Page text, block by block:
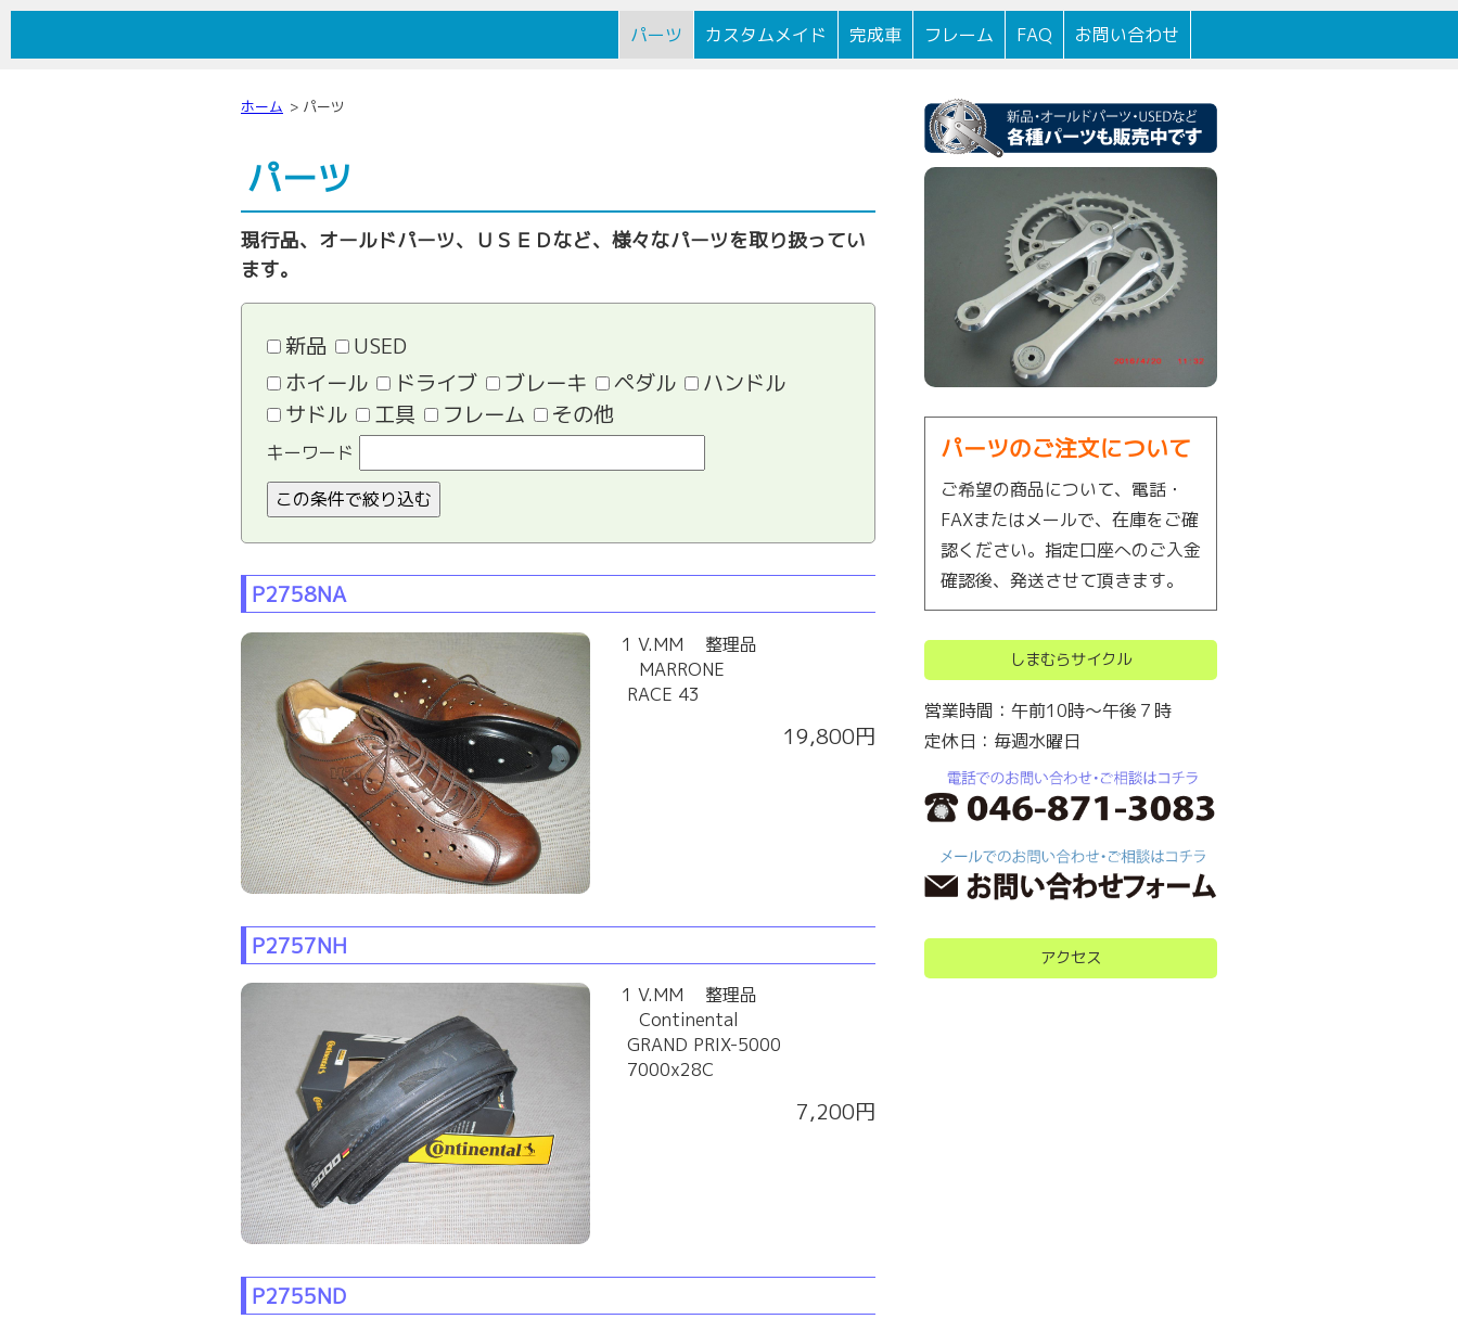
逗子駅前に100年以上続く自転車店です。
パーツ カスタムメイド 完成車 フレーム FAQ お問い合わせ
ホーム パーツ
パーツ
現行品、オールドパーツ、ＵＳＥＤなど、様々なパーツを取り扱ってい
ます。
新品
USED
ホイール
ドライブ ブレーキ ペダル
ハンドル
サドル
工具 フレーム その他
キーワード
P2758NA
1 V.MM 整理品
MARRONE
RACE 43
19,800円
P2757NH
1 V.MM 整理品
Continental
GRAND PRIX-5000
7000x28C
7,200円
P2755ND
パーツのご注文について
ご希望の商品について、電話・
FAXまたはメールで、在庫をご確
認ください。指定口座へのご入金
確認後、発送させて頂きます。
しまむらサイクル
営業時間：午前10時～午後７時
定休日：毎週水曜日
アクセス